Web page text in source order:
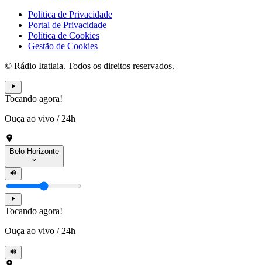
Política de Privacidade
Portal de Privacidade
Política de Cookies
Gestão de Cookies
© Rádio Itatiaia. Todos os direitos reservados.
Tocando agora!
Ouça ao vivo / 24h
Belo Horizonte
Tocando agora!
Ouça ao vivo / 24h